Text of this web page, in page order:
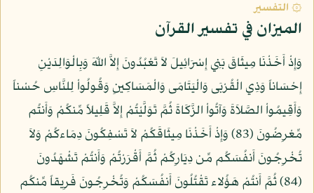
۞ التفسير
الميزان في تفسير القرآن
وَإِذْ أَخَذْنَا مِيثَاقَ بَنِي إِسْرَائِيلَ لاَ تَعْبُدُونَ إِلاَّ اللّهَ وَبِالْوَالِدَيْنِ
إِحْسَاناً وَذِي الْقُرْبَى وَالْيَتَامَى وَالْمَسَاكِينِ وَقُولُواْ لِلنَّاسِ حُسْناً
وَأَقِيمُواْ الصَّلاَةَ وَآتُواْ الزَّكَاةَ ثُمَّ تَوَلَّيْتُمْ إِلاَّ قَلِيلاً مِّنكُمْ وَأَنتُم
مِّعْرِضُونَ (83) وَإِذْ أَخَذْنَا مِيثَاقَكُمْ لاَ تَسْفِكُونَ دِمَاءكُمْ وَلاَ
تُخْرِجُونَ أَنفُسَكُم مِّن دِيَارِكُمْ ثُمَّ أَقْرَرْتُمْ وَأَنتُمْ تَشْهَدُونَ
(84) ثُمَّ أَنتُمْ هَؤُلاء تَقْتُلُونَ أَنفُسَكُمْ وَتُخْرِجُونَ فَرِيقاً مِّنكُم